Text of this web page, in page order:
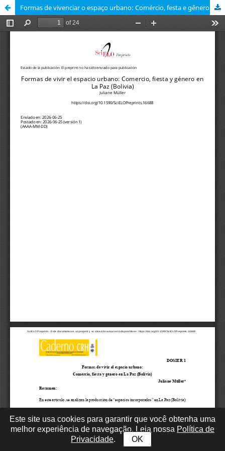
Formas de vivenciar o espaço urbano: Comércio, festa e gênero em La Paz (Bolívia)
Este site usa cookies para garantir que você obtenha uma
melhor experiência de navegação. Leia nossa Política de
Privacidade. OK